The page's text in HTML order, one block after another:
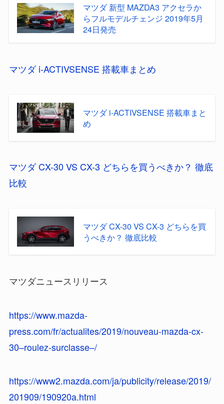
マツダ 新型 MAZDA3 アクセラか
らフルモデルチェンジ 2019年5月
24日発売
マツダ i-ACTIVSENSE 搭載車まとめ
マツダ i-ACTIVSENSE 搭載車まと
め
マツダ CX-30 VS CX-3 どちらを買うべきか？ 徹底
比較
マツダ CX-30 VS CX-3 どちらを買
うべきか？ 徹底比較
マツダニュースリリース
https://www.mazda-
press.com/fr/actualites/2019/nouveau-mazda-cx-
30–roulez-surclasse–/
https://www2.mazda.com/ja/publicity/release/2019/
201909/190920a.html